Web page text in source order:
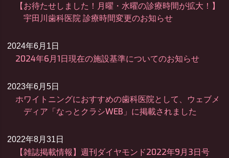
【お待たせしました！月曜・水曜の診療時間が拡大！】
宇田川歯科医院 診療時間変更のお知らせ
2024年6月1日現在の施設基準についてのお知らせ
2024年6月1日
ホワイトニングにおすすめの歯科医院として、ウェブメ
ディア「なっとクラシWEB」に掲載されました
2023年6月5日
【雑誌掲載情報】週刊ダイヤモンド2022年9月3日号
2022年8月31日